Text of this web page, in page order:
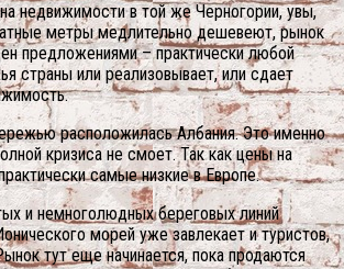
недвижимости в той же Черногории, увы,
метры медлительно дешевеют, рынок
предложениями – практически любой
страны или реализовывает, или сдает
расположилась Албания. Это именно
кризиса не смоет. Так как цены на
самые низкие в Европе.
и немноголюдных береговых линий
морей уже завлекает и туристов,
тут еще начинается, пока продаются